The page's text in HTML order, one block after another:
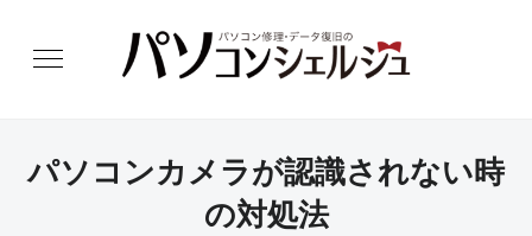
パソコンカメラが認識されない時
の対処法